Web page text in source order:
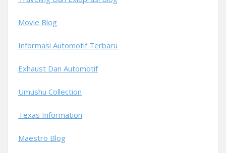
Movie Blog
Informasi Automotif Terbaru
Exhaust Dan Automotif
Umushu Collection
Texas Information
Maestro Blog